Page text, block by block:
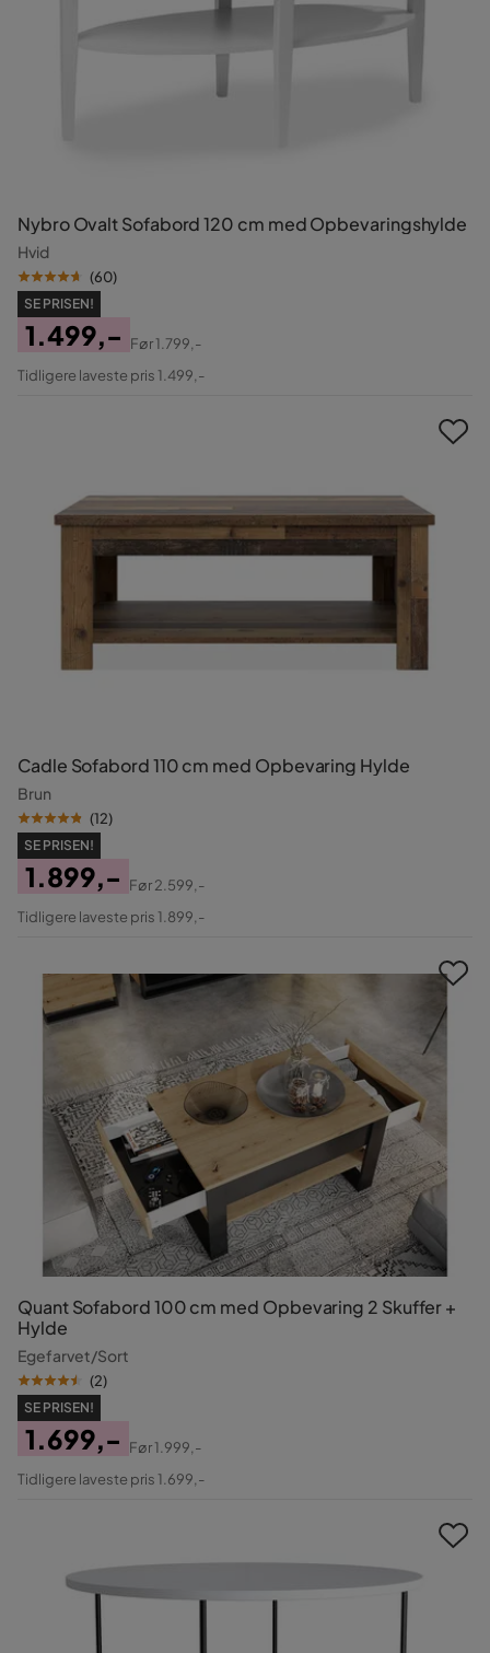
Nybro Ovalt Sofabord 120 cm med Opbevaringshylde
Hvid
(60)
SE PRISEN!
Pris
1.499,-
Original
Før1.799,-
Tidligere laveste pris 1.499,-
Cadle Sofabord 110 cm med Opbevaring Hylde
Brun
(12)
SE PRISEN!
Pris
1.899,-
Original
Før2.599,-
Tidligere laveste pris 1.899,-
Quant Sofabord 100 cm med Opbevaring 2 Skuffer +
Hylde
Egefarvet/Sort
(2)
SE PRISEN!
Pris
1.699,-
Original
Før1.999,-
Tidligere laveste pris 1.699,-